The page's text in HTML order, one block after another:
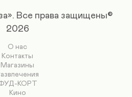
Все права защищены©
2026
О нас
Контакты
Магазины
КОРТ
Кино